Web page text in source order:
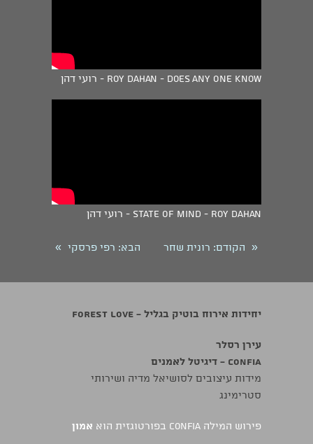
Roy Dahan - Does Any One Know - רועי דהן
State Of Mind - Roy Dahan - רועי דהן
« הקודם: רונית שחר הבא: רפי פרסקי »
יחידות אירוח בוטיק בגליל - Forest Love
עירן רסלר
confia - דיגיטל לאמנים
מידות עיצובים לסושיאל מדיה ושירותי
סטרימינג
פירוש המילה confia בפורטוגזית הוא אמון